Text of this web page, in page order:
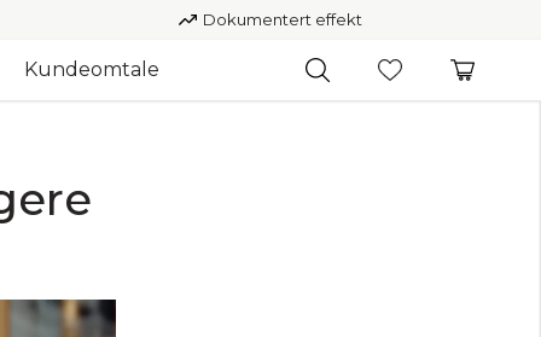
Dokumentert effekt
Kundeomtale